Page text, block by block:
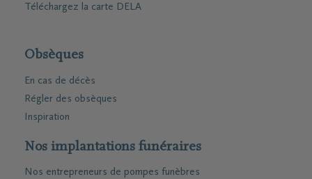
Téléchargez la carte DELA
Obsèques
En cas de décès
Régler des obsèques
Inspiration
Nos implantations funéraires
Nos entrepreneurs de pompes funèbres